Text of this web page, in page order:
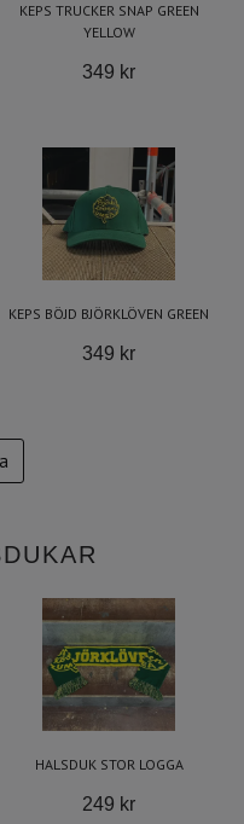
KEPS TRUCKER SNAP GREEN
YELLOW
349 kr
KEPS BÖJD BJÖRKLÖVEN GREEN
349 kr
HALSDUK STOR LOGGA
249 kr